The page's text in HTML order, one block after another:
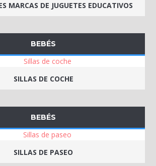
MARCAS DE JUGUETES EDUCATIVOS
BEBÉS
SILLAS DE COCHE
BEBÉS
SILLAS DE PASEO